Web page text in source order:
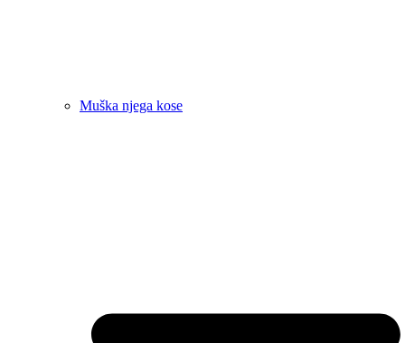
Muška njega kose